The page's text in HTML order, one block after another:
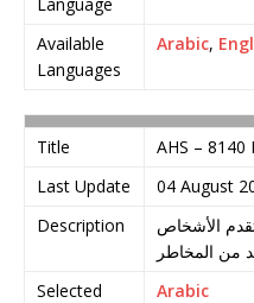
Available
Languages
Arabic,
Title
AHS – 8140
Last Update
04 August
Description
الأشخاص
Selected
Arabic